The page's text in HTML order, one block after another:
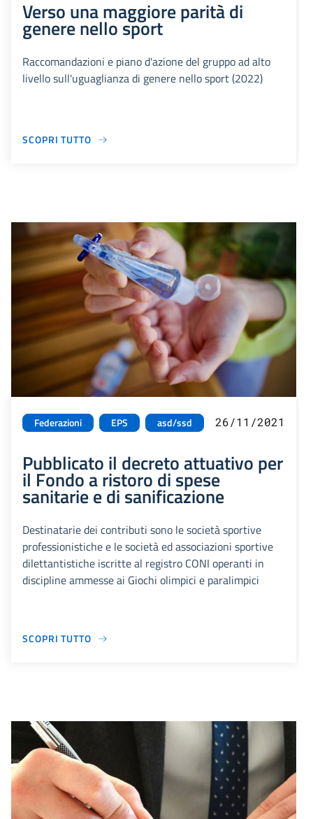
Verso una maggiore parità di
genere nello sport
Raccomandazioni e piano d'azione del gruppo ad alto
livello sull'uguaglianza di genere nello sport (2022)
SCOPRI TUTTO
Federazioni EPS asd/ssd 26/11/2021
Pubblicato il decreto attuativo per
il Fondo a ristoro di spese
sanitarie e di sanificazione
Destinatarie dei contributi sono le società sportive
professionistiche e le società ed associazioni sportive
dilettantistiche iscritte al registro CONI operanti in
discipline ammesse ai Giochi olimpici e paralimpici
SCOPRI TUTTO